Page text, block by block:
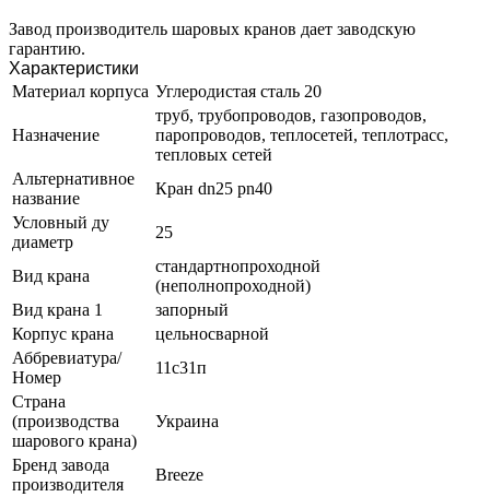
Завод производитель шаровых кранов дает заводскую
гарантию.
Характеристики
Материал корпуса Углеродистая сталь 20
Назначение
труб, трубопроводов, газопроводов,
паропроводов, теплосетей, теплотрасс,
тепловых сетей
Альтернативное
название
Кран dn25 pn40
Условный ду
диаметр
25
Вид крана
стандартнопроходной
(неполнопроходной)
Вид крана 1
запорный
Корпус крана
цельносварной
Аббревиатура/
Номер
11с31п
Страна
(производства
шарового крана)
Украина
Бренд завода
производителя
Breeze